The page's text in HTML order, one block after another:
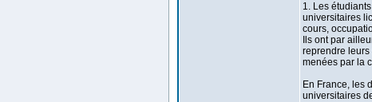
1. Les
universitaires
cours,
Ils ont par
reprendre leurs
menées par la
En France, les
universitaires